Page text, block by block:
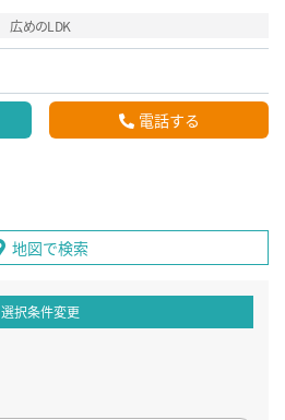
広めのLDK
電話する
地図で検索
選択条件変更